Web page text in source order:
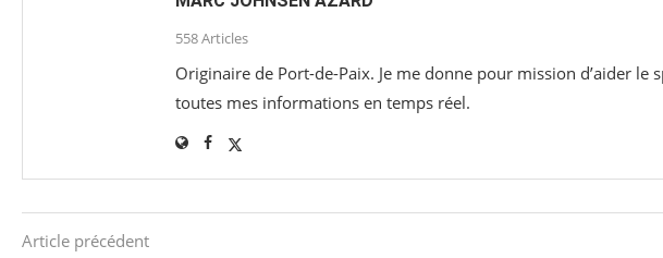
558 Articles
Originaire de Port-de-Paix. Je me donne pour mission d’aider
toutes mes informations en temps réel.
Article précédent